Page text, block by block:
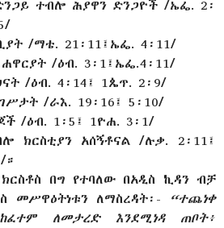
ተብሎ ሕያዋን ድንጋዮች /ኤፌ. 2፡
/ማቴ. 21፡11፤ኤፌ. 4፡11/
/ዕብ. 3፡1፤ኤፌ.4፡11/
/ዕብ. 4፡14፤ 1ጴጥ. 2፡9/
/ራእ. 19፡16፤ 5፡10/
/ዕብ. 1፡5፤ 1ዮሐ. 3፡1/
ክርስቲያን አሰኝቶናል /ሉቃ. 2፡11፤
።
በግ የተባለው በአዲስ ኪዳን ብቻ
መሥዋዕትነቱን ለማስረዳት፡- “ተጨነቀ
ለመታረድ እንደሚነዳ ጠቦት፥